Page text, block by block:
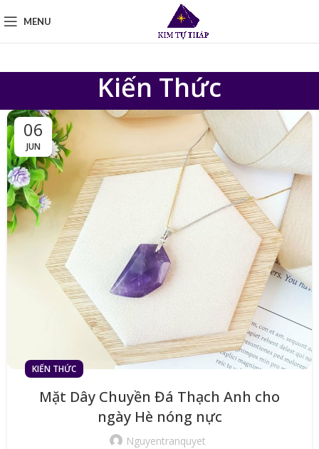
MENU
Kiến Thức
06
JUN
KIẾN THỨC
Mặt Dây Chuyền Đá Thạch Anh cho
ngày Hè nóng nực
Nguyentranquyet